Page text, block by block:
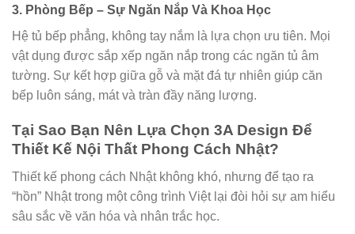
3. Phòng Bếp – Sự Ngăn Nắp Và Khoa Học
Hệ tủ bếp phẳng, không tay nắm là lựa chọn ưu tiên. Mọi
vật dụng được sắp xếp ngăn nắp trong các ngăn tủ âm
tường. Sự kết hợp giữa gỗ và mặt đá tự nhiên giúp căn
bếp luôn sáng, mát và tràn đầy năng lượng.
Tại Sao Bạn Nên Lựa Chọn 3A Design Để
Thiết Kế Nội Thất Phong Cách Nhật?
Thiết kế phong cách Nhật không khó, nhưng để tạo ra
“hồn” Nhật trong một công trình Việt lại đòi hỏi sự am hiểu
sâu sắc về văn hóa và nhân trắc học.